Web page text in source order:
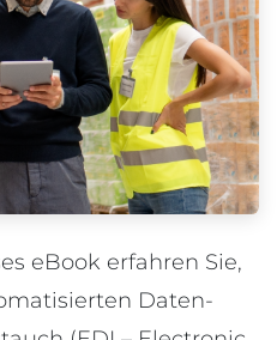
eBook erfahren Sie,
Daten-